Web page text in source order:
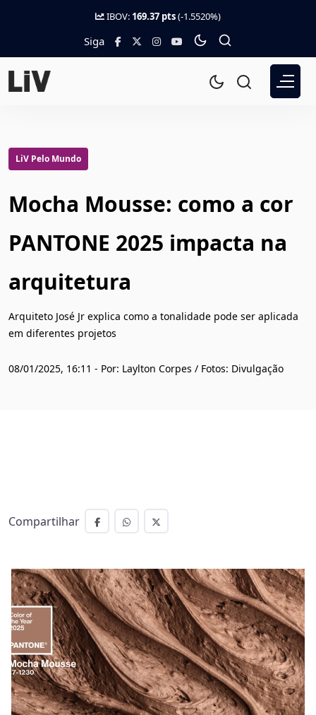
IBOV: 169.37 pts(-1.5520%)
Siga
LiV Pelo Mundo
Mocha Mousse: como a cor
PANTONE 2025 impacta na
arquitetura
Arquiteto José Jr explica como a tonalidade pode ser aplicada
em diferentes projetos
08/01/2025, 16:11 - Por: Laylton Corpes / Fotos: Divulgação
Compartilhar